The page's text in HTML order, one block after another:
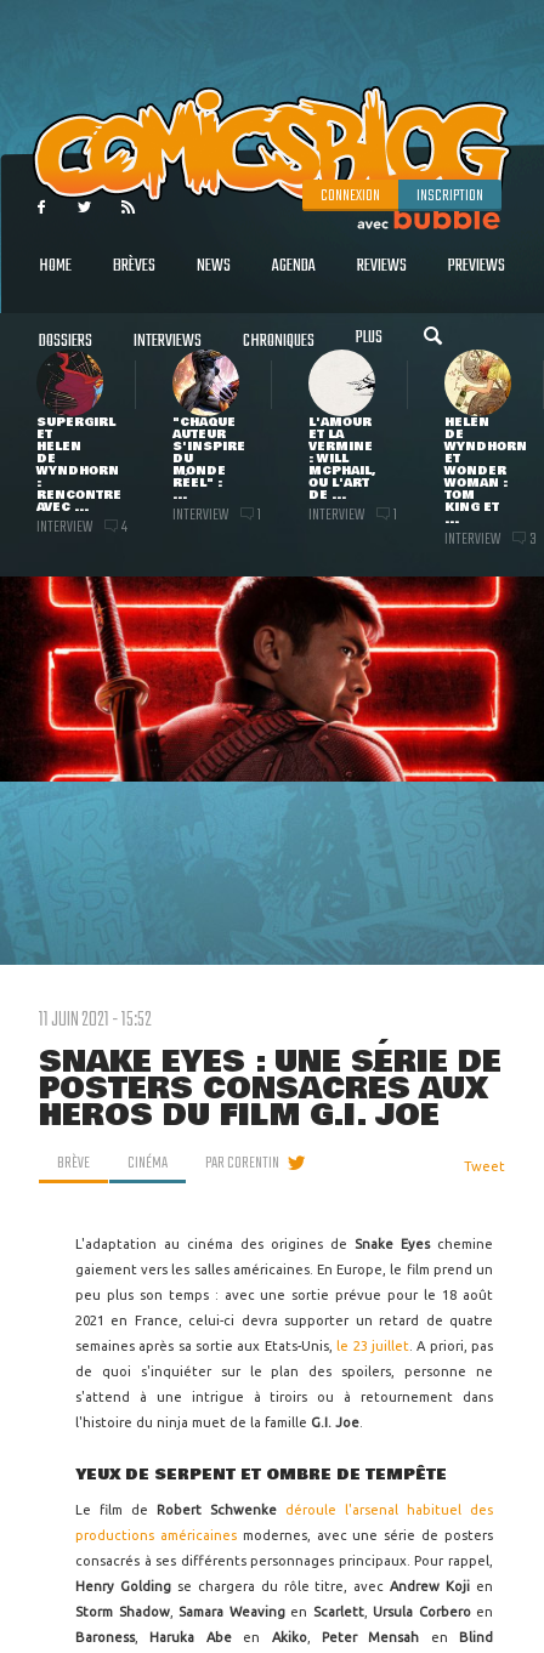
CONNEXION INSCRIPTION
HOME BRÈVES NEWS AGENDA REVIEWS PREVIEWS
DOSSIERS INTERVIEWS CHRONIQUES PLUS
SUPERGIRL
ET
HELEN
DE
WYNDHORN
:
RENCONTRE
AVEC ...
INTERVIEW 4
"CHAQUE
AUTEUR
S'INSPIRE
DU
MONDE
RÉEL" :
...
INTERVIEW 1
L'AMOUR
ET LA
VERMINE
: WILL
MCPHAIL,
OU L'ART
DE ...
INTERVIEW 1
HELEN
DE
WYNDHORN
ET
WONDER
WOMAN :
TOM
KING ET
...
INTERVIEW 3
11 JUIN 2021 - 15:52
SNAKE EYES : UNE SÉRIE DE
POSTERS CONSACRÉS AUX
HÉROS DU FILM G.I. JOE
BRÈVE CINÉMA PARCORENTIN Tweet
L'adaptation au cinéma des origines de Snake Eyeschemine
gaiement vers les salles américaines. En Europe, le film prend un
peu plus son temps : avec une sortie prévue pour le 18 août
2021 en France, celui-ci devra supporter un retard de quatre
semaines après sa sortie aux Etats-Unis, le 23 juillet. A priori, pas
de quoi s'inquiéter sur le plan des spoilers, personne ne
s'attend à une intrigue à tiroirs ou à retournement dans
l'histoire du ninja muet de la famille G.I. Joe
YEUX DE SERPENT ET OMBRE DE TEMPÊTE
Le film de Robert Schwenke
déroule l'arsenal habituel des
productions américainesmodernes, avec une série de posters
consacrés à ses différents personnages principaux. Pour rappel,
Henry Goldingse chargera du rôle titre, avecAndrew Koji en
Storm Shadow, Samara Weavingen Scarlett, Ursula Corberoen
Baroness, Haruka Abeen Akiko, Peter Mensah en
Blind